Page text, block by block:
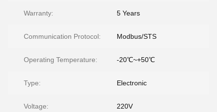
Warranty: 5 Years
Communication Protocol: Modbus/STS
Operating Temperature: -20℃~+50℃
Type: Electronic
Voltage: 220V